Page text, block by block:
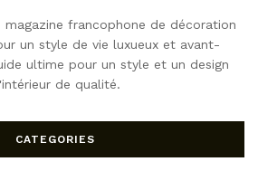
magazine francophone de décoration
un style de vie luxueux et avant-
ultime pour un style et un design
de qualité.
CATEGORIES